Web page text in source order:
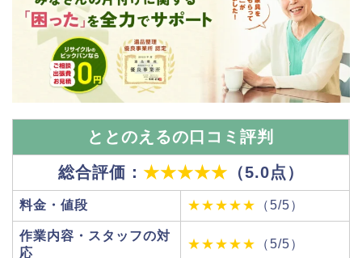
ととのえるの口コミ評判
総合評価： ★★★★★ （5.0点）
料金・値段 ★★★★★ （5/5）
作業内容・スタッフの対
応
★★★★★ （5/5）